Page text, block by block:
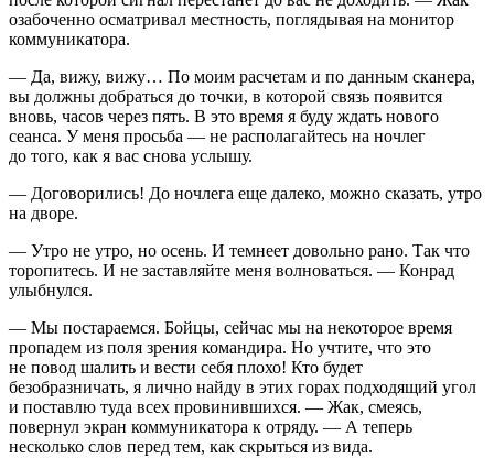
озабоченно осматривал местность, поглядывая на монитор
коммуникатора.
— Да, вижу, вижу… По моим расчетам и по данным сканера,
вы должны добраться до точки, в которой связь появится
вновь, часов через пять. В это время я буду ждать нового
сеанса. У меня просьба — не располагайтесь на ночлег
до того, как я вас снова услышу.
— Договорились! До ночлега еще далеко, можно сказать, утро
на дворе.
— Утро не утро, но осень. И темнеет довольно рано. Так что
торопитесь. И не заставляйте меня волноваться. — Конрад
улыбнулся.
— Мы постараемся. Бойцы, сейчас мы на некоторое время
пропадем из поля зрения командира. Но учтите, что это
не повод шалить и вести себя плохо! Кто будет
безобразничать, я лично найду в этих горах подходящий угол
и поставлю туда всех провинившихся. — Жак, смеясь,
повернул экран коммуникатора к отряду. — А теперь
несколько слов перед тем, как скрыться из вида.